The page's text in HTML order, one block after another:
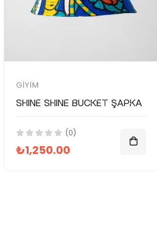
GIYIM
SHINE SHINE Bucket Şapka
(0)
₺1,250.00